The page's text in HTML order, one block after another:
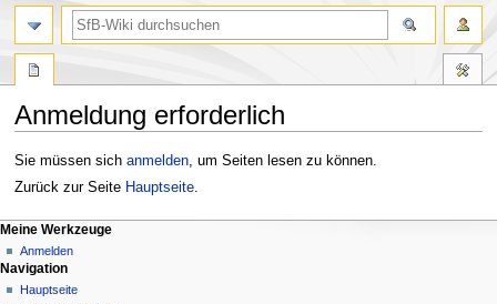
Anmeldung erforderlich
Zur
Navigation
Zur
Suche
Sie müssen sich anmelden, um Seiten lesen zu können.
Zurück zur Seite Hauptseite.
Meine Werkzeuge
Anmelden
Navigation
Hauptseite